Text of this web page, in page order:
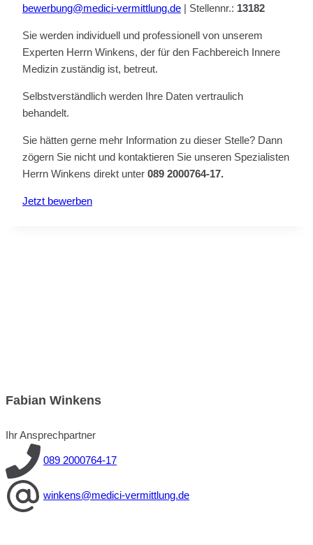
bewerbung@medici-vermittlung.de | Stellennr.: 13182
Sie werden individuell und professionell von unserem
Experten Herrn Winkens, der für den Fachbereich Innere
Medizin zuständig ist, betreut.
Selbstverständlich werden Ihre Daten vertraulich
behandelt.
Sie hätten gerne mehr Information zu dieser Stelle? Dann
zögern Sie nicht und kontaktieren Sie unseren Spezialisten
Herrn Winkens direkt unter 089 2000764-17.
Jetzt bewerben
Fabian Winkens
Ihr Ansprechpartner
089 2000764-17
winkens@medici-vermittlung.de